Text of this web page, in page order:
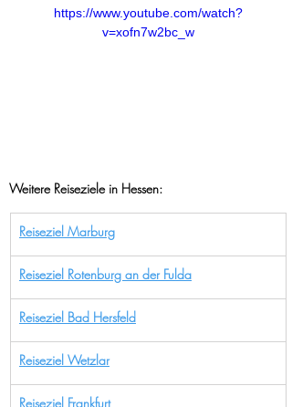
https://www.youtube.com/watch?
v=xofn7w2bc_w
Weitere Reiseziele in Hessen:
Reiseziel Marburg
Reiseziel Rotenburg an der Fulda
Reiseziel Bad Hersfeld
Reiseziel Wetzlar
Reiseziel Frankfurt